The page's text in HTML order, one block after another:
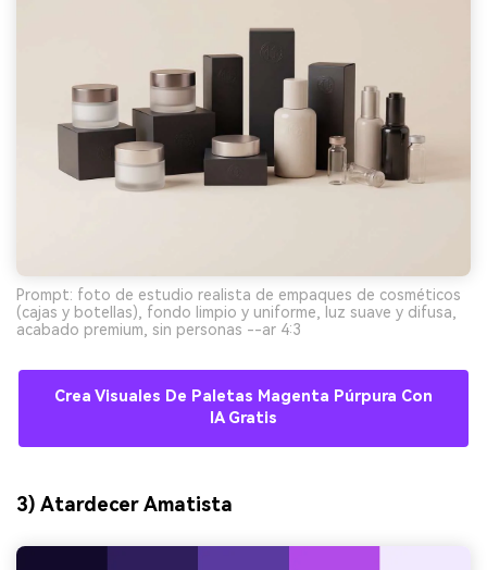
Prompt: foto de estudio realista de empaques de cosméticos
(cajas y botellas), fondo limpio y uniforme, luz suave y difusa,
acabado premium, sin personas --ar 4:3
Crea Visuales De Paletas Magenta Púrpura Con
IA Gratis
3) Atardecer Amatista